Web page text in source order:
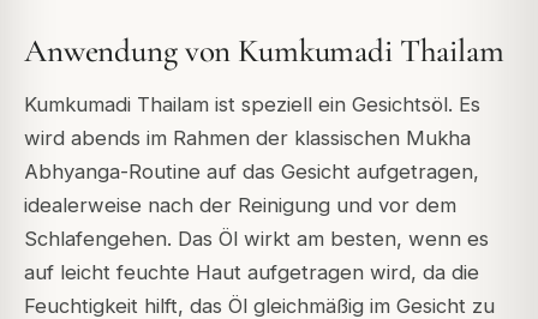
Anwendung von Kumkumadi Thailam
Kumkumadi Thailam ist speziell ein Gesichtsöl. Es
wird abends im Rahmen der klassischen Mukha
Abhyanga-Routine auf das Gesicht aufgetragen,
idealerweise nach der Reinigung und vor dem
Schlafengehen. Das Öl wirkt am besten, wenn es
auf leicht feuchte Haut aufgetragen wird, da die
Feuchtigkeit hilft, das Öl gleichmäßig im Gesicht zu